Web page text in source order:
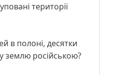
території
в полоні, десятки
землю російською?